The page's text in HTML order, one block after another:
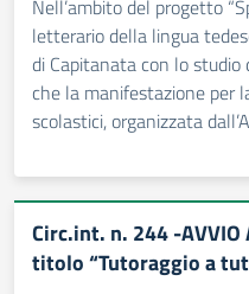
Nell’ambito del progetto
letterario della lingua
di Capitanata con lo
che la manifestazione per
scolastici, organizzata
Circ.int. n. 244 -AVVIO
titolo “Tutoraggio a